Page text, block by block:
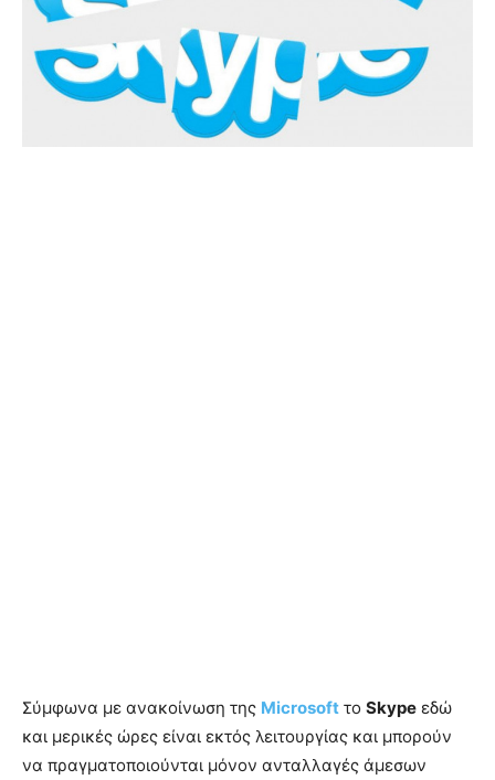
Σύμφωνα με ανακοίνωση της Microsoft το Skype εδώ
και μερικές ώρες είναι εκτός λειτουργίας και μπορούν
να πραγματοποιούνται μόνον ανταλλαγές άμεσων